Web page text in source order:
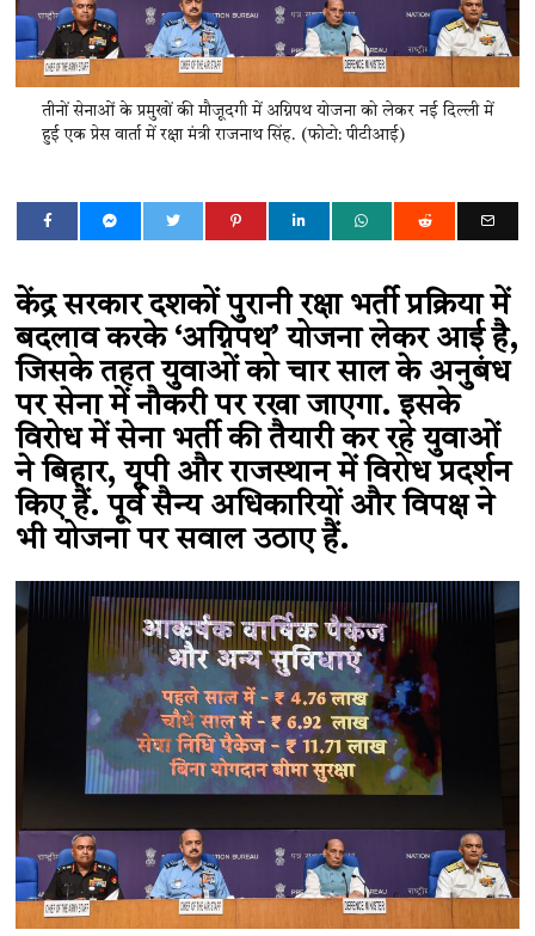
तीनों सेनाओं के प्रमुखों की मौजूदगी में अग्निपथ योजना को लेकर नई दिल्ली में
हुई एक प्रेस वार्ता में रक्षा मंत्री राजनाथ सिंह. (फोटो: पीटीआई)
केंद्र सरकार दशकों पुरानी रक्षा भर्ती प्रक्रिया में
बदलाव करके ‘अग्निपथ’ योजना लेकर आई है,
जिसके तहत युवाओं को चार साल के अनुबंध
पर सेना में नौकरी पर रखा जाएगा. इसके
विरोध में सेना भर्ती की तैयारी कर रहे युवाओं
ने बिहार, यूपी और राजस्थान में विरोध प्रदर्शन
किए हैं. पूर्व सैन्य अधिकारियों और विपक्ष ने
भी योजना पर सवाल उठाए हैं.